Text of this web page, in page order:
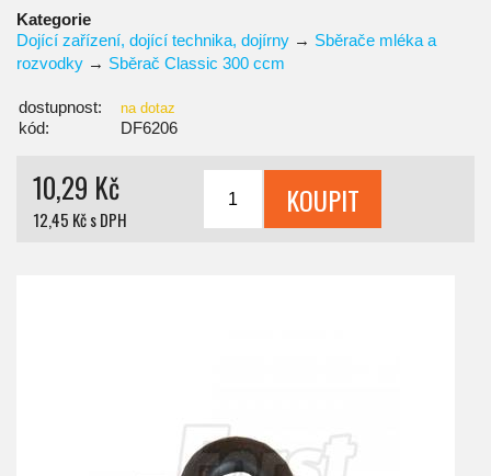
Kategorie
Dojící zařízení, dojící technika, dojírny → Sběrače mléka a
rozvodky → Sběrač Classic 300 ccm
dostupnost: na dotaz
kód: DF6206
10,29 Kč
12,45 Kč s DPH